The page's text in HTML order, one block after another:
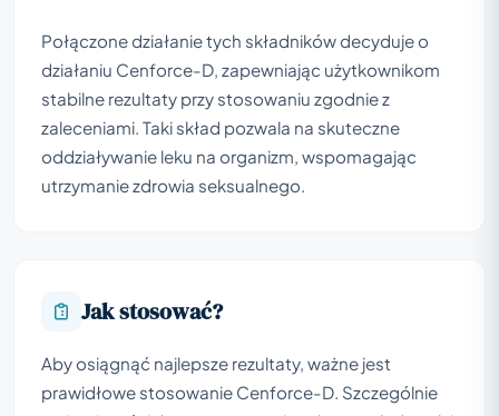
Połączone działanie tych składników decyduje o
działaniu Cenforce-D, zapewniając użytkownikom
stabilne rezultaty przy stosowaniu zgodnie z
zaleceniami. Taki skład pozwala na skuteczne
oddziaływanie leku na organizm, wspomagając
utrzymanie zdrowia seksualnego.
Jak stosować?
Aby osiągnąć najlepsze rezultaty, ważne jest
prawidłowe stosowanie Cenforce-D. Szczególnie